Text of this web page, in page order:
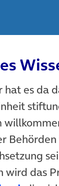
hat es da
wird das